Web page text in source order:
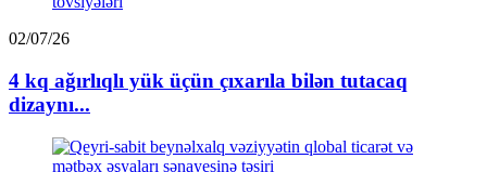
02/07/26
4 kq ağırlıqlı yük üçün çıxarıla bilən tutacaq
dizaynı...